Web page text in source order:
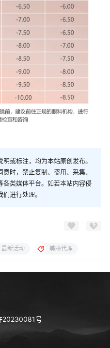
或标注，均为本站原创发布。
时，禁止复制、盗用、采集、
各类媒体平台。如若本站内容侵
进行处理。
最新活动 美瞳代理
20230081号